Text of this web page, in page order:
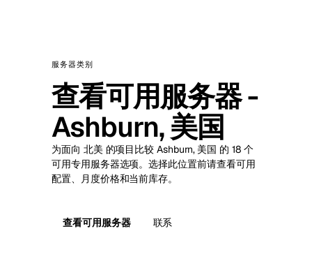
服务器类别
查看可用服务器 -
Ashburn, 美国
为面向 北美 的项目比较 Ashburn, 美国 的 18 个
可用专用服务器选项。选择此位置前请查看可用
配置、月度价格和当前库存。
查看可用服务器 联系